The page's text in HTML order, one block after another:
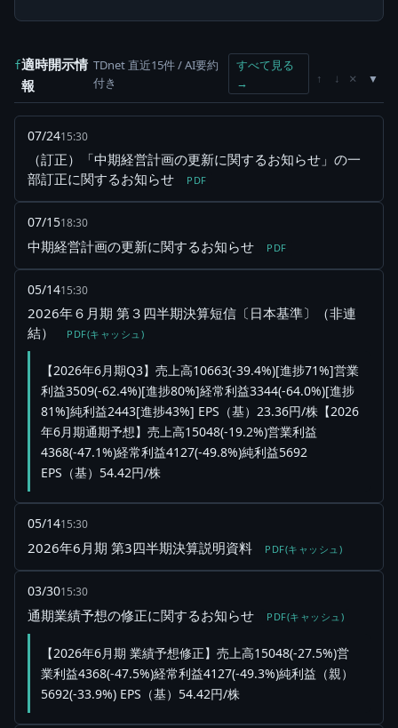
f適時開示情
報
TDnet 直近15件 / AI要約
付き
すべて見る
→
↑ ↓ ×
07/2415:30
（訂正）「中期経営計画の更新に関するお知らせ」の一
部訂正に関するお知らせ
PDF
07/1518:30
中期経営計画の更新に関するお知らせ PDF
05/1415:30
2026年６月期 第３四半期決算短信〔日本基準〕（非連
結）
PDF(キャッシュ)
【2026年6月期Q3】売上高10663(-39.4%)[進捗71%]営業
利益3509(-62.4%)[進捗80%]経常利益3344(-64.0%)[進捗
81%]純利益2443[進捗43%] EPS（基）23.36円/株【2026
年6月期通期予想】売上高15048(-19.2%)営業利益
4368(-47.1%)経常利益4127(-49.8%)純利益5692
EPS（基）54.42円/株
05/1415:30
2026年6月期 第3四半期決算説明資料 PDF(キャッシュ)
03/3015:30
通期業績予想の修正に関するお知らせ PDF(キャッシュ)
【2026年6月期 業績予想修正】売上高15048(-27.5%)営
業利益4368(-47.5%)経常利益4127(-49.3%)純利益（親）
5692(-33.9%) EPS（基）54.42円/株